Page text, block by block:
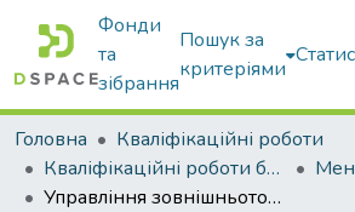
Фонди
та
зібрання
Пошук за
критеріями
Головна
Кваліфікаційні роботи
Кваліфікаційні роботи бакалаврів
Управління зовнішньоторговельними операціями підприємства